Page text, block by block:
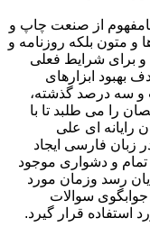
از صنعت چاپ و
و متون بلکه روزنامه و
برای شرایط فعلی
بهبود ابزارهای
و سه درصد گذشته،
را می طلبد تا با
رایانه ای علی
فارسی ایجاد
و دشواری موجود
رسد وزمان مورد
سوالات
استفاده قرار گیرد.